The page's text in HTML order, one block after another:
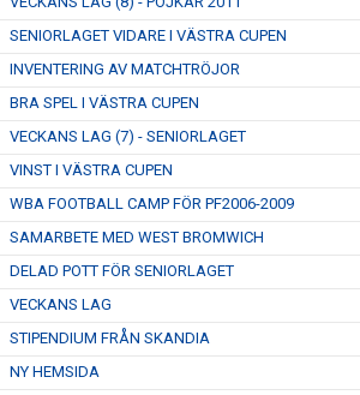
SENIORLAGET VIDARE I VÄSTRA CUPEN
INVENTERING AV MATCHTRÖJOR
BRA SPEL I VÄSTRA CUPEN
VECKANS LAG (7) - SENIORLAGET
VINST I VÄSTRA CUPEN
WBA FOOTBALL CAMP FÖR PF2006-2009
SAMARBETE MED WEST BROMWICH
DELAD POTT FÖR SENIORLAGET
VECKANS LAG
STIPENDIUM FRÅN SKANDIA
NY HEMSIDA